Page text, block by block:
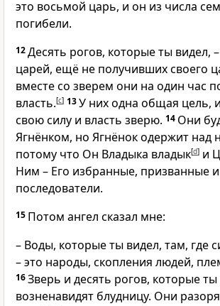
это восьмой царь, и он из числа
погибели.
12Десять рогов, которые ты видел,
царей, ещё не получивших своего
вместе со зверем они на один час
власть.[c] 13У них одна общая цель,
свою силу и власть зверю. 14 Они
Ягнёнком, но Ягнёнок одержит над
потому что Он Владыка владык[d] и
Ним – Его избранные, призванные
последователи.
15 Потом ангел сказал мне:
– Воды, которые ты видел, там, где
– это народы, скопления людей,
16Зверь и десять рогов, которые ты
возненавидят блудницу. Они